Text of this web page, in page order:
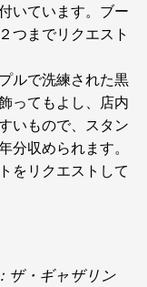
いています。ブー
つまでリクエスト
ルで洗練された黒
ってもよし、店内
いもので、スタン
分収められます。
をリクエストして
ザ・ギャザリン